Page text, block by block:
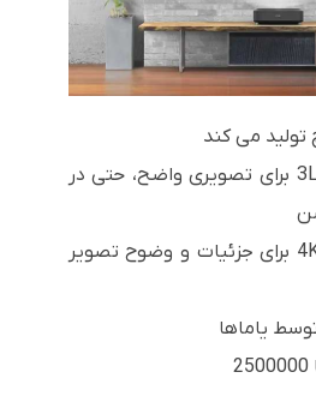
فناوری 3 تراشه 3LCD برای تصویری واضح، حتی در
فناوری 4K PRO-UHD برای جزئیات و وضوح تصویر
یاماها